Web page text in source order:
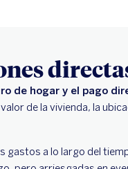
de hogar y el pago
de la vivienda, la
gastos a lo largo del